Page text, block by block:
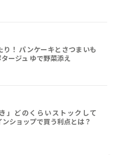
り！ パンケーキとさつまいも
ージュ ゆで野菜添え
」どのくらいストックして
ショップで買う利点とは？